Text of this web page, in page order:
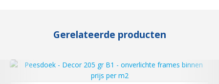
Gerelateerde producten